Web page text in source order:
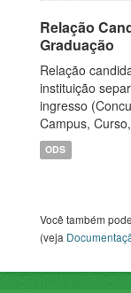
Relação
Graduação
Relação
instituição
ingresso
Campus,
ODS
Você também
(veja